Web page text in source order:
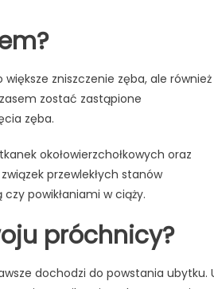
zniszczenie zęba, ale również
zostać zastąpione
zęba.
okołowierzchołkowych oraz
przewlekłych stanów
powikłaniami w ciąży.
próchnicy?
dochodzi do powstania ubytku.